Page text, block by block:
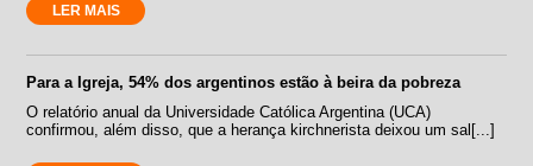
LER MAIS
Para a Igreja, 54% dos argentinos estão à beira da pobreza
O relatório anual da Universidade Católica Argentina (UCA)
confirmou, além disso, que a herança kirchnerista deixou um sal[...]